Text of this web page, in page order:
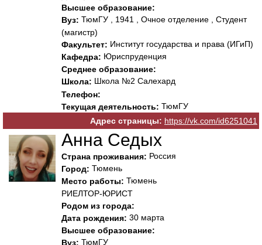
Высшее образование:
Вуз: ТюмГУ , 1941 , Очное отделение , Студент
(магистр)
Факультет: Институт государства и права (ИГиП)
Кафедра: Юриспруденция
Среднее образование:
Школа: Школа №2 Салехард
Телефон:
Текущая деятельность: ТюмГУ
Адрес страницы: https://vk.com/id6251041
Анна Седых
Страна проживания: Россия
Город: Тюмень
Место работы: Тюмень
РИЕЛТОР-ЮРИСТ
Родом из города:
Дата рождения: 30 марта
Высшее образование:
Вуз: ТюмГУ